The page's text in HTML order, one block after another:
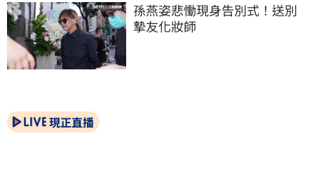
孫燕姿悲慟現身告別式！送別
摯友化妝師
現正直播